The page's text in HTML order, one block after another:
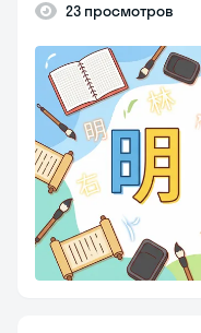
23 просмотров